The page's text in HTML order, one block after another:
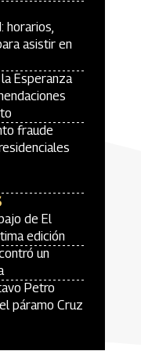
horarios,
asistir en
Esperanza
fraude
de El
edición
un
Petro
páramo Cruz